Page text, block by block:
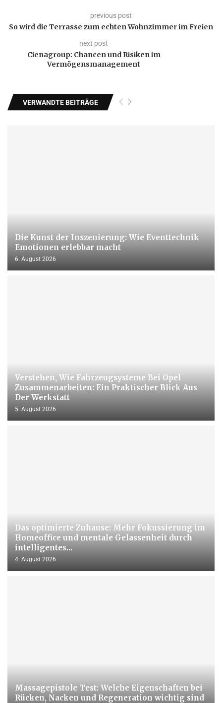
previous post
So wird die Terrasse zum echten Wohnzimmer im Freien
next post
Cienagroup: Chancen und Risiken im
Vermögensmanagement
VERWANDTE BEITRÄGE
Die Kunst der Inszenierung: Wie Eventtechnik
Emotionen erlebbar macht
6. August 2026
Verstehen, Wie Fahrzeugsysteme Bei Opel
Zusammenarbeiten: Ein Praktischer Blick Aus
Der Werkstatt
5. August 2026
Das optimierte Zuhause: Mehr Fokussierung im
Homeoffice und mentale Gelassenheit durch
intelligentes...
4. August 2026
Massagepistole Test: Welche Eigenschaften bei
Rücken, Nacken und Regeneration wichtig sind